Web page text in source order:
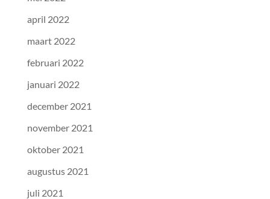
april 2022
maart 2022
februari 2022
januari 2022
december 2021
november 2021
oktober 2021
augustus 2021
juli 2021